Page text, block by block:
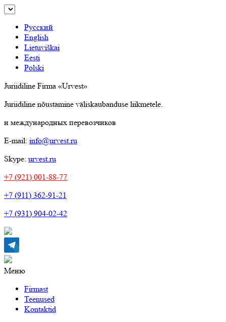
Русский
English
Lietuviškai
Eesti
Polski
Juriidiline Firma «Urvest»
Juriidiline nõustamine väliskaubanduse liikmetele.
и международных перевозчиков
E-mail: info@urvest.ru
Skype: urvest.ru
+7 (921) 001-88-77
+7 (911) 362-91-21
+7 (931) 904-02-42
Меню
Firmast
Teenused
Kontaktid